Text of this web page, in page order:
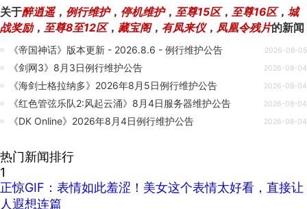
关于醉逍遥， 例行维护， 停机维护， 至尊15区， 至尊16区， 城
战奖励， 至尊8至12区， 藏宝阁， 有凤来仪， 凤凰令残片的新闻
《帝国神话》版本更新 - 2026.8.6 - 例行维护公告 2026-08-05
《剑网3》8月3日例行维护公告 2026-08-04
《海剑士格拉纳多》2026年8月5日例行维护公告 2026-08-04
《红色管弦乐队2:风起云涌》8月4日服务器维护公告 2026-08-04
《DK Online》2026年8月4日例行维护公告 2026-08-04
热门新闻排行
1
正惊GIF：表情如此羞涩！美女这个表情太好看，直接让
人遐想连篇